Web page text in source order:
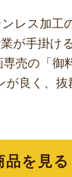
ンレス加工
が手掛け
売の「御
良く、
品を見る